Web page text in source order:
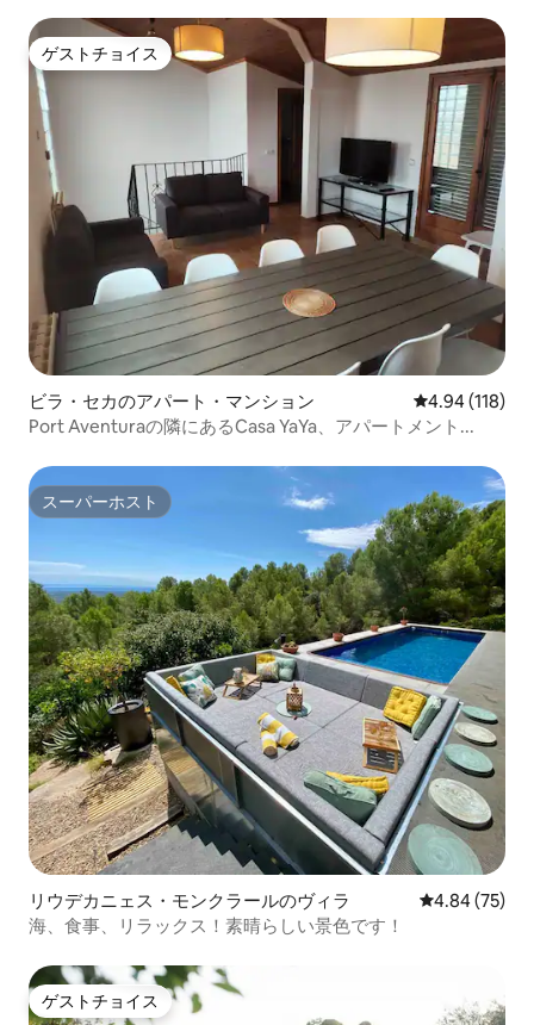
ゲストチョイス
ゲストチョイス
ビラ・セカのアパート・マンション レビュー118
4.94 (118)
Port Aventuraの隣にあるCasa YaYa、アパートメント...
スーパーホスト
スーパーホスト
リウデカニェス・モンクラールのヴィラ レビュー75
4.84 (75)
海、食事、リラックス！素晴らしい景色です！
ゲストチョイス
ゲストチョイス